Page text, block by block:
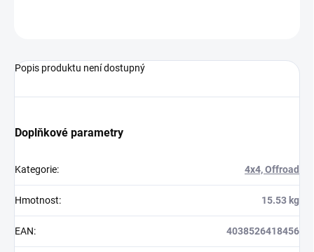
Popis produktu není dostupný
Doplňkové parametry
Kategorie: 4x4, Offroad
Hmotnost: 15.53 kg
EAN: 4038526418456